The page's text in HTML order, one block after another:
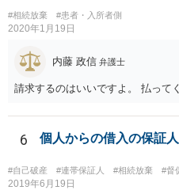
#相続放棄 #患者・入所者側
2020年1月19日
内藤 政信 弁護士
請求するのはいいですよ。 払って
6 個人からの借入の保証人
#自己破産 #連帯保証人 #相続放棄 #督
2019年6月19日